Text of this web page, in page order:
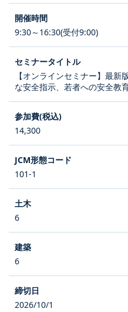
9:30～16:30(受付9:00)
【オンラインセミナー】最
な安全指示、若者への安全教
14,300
101-1
6
6
2026/10/1